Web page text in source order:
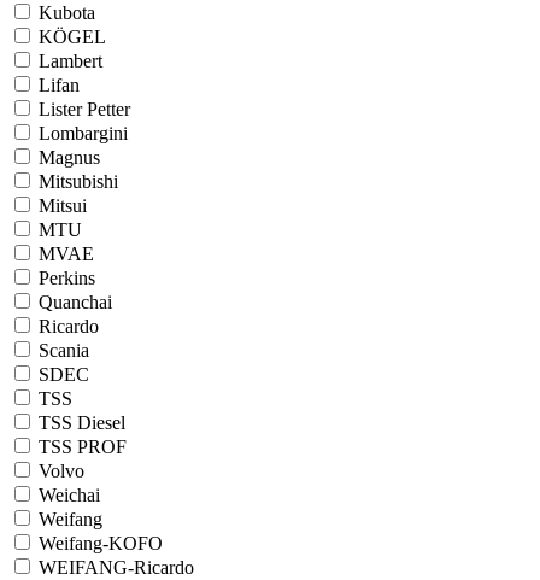
Kubota
KÖGEL
Lambert
Lifan
Lister Petter
Lombargini
Magnus
Mitsubishi
Mitsui
MTU
MVAE
Perkins
Quanchai
Ricardo
Scania
SDEC
TSS
TSS Diesel
TSS PROF
Volvo
Weichai
Weifang
Weifang-KOFO
WEIFANG-Ricardo